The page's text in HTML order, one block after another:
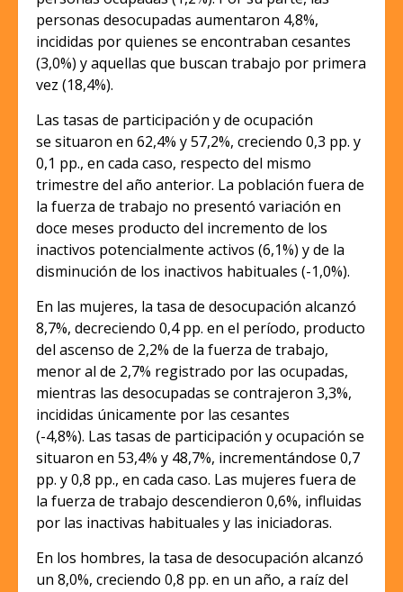
personas desocupadas aumentaron 4,8%,
incididas por quienes se encontraban cesantes
(3,0%) y aquellas que buscan trabajo por primera
vez (18,4%).
Las tasas de participación y de ocupación
se situaron en 62,4% y 57,2%, creciendo 0,3 pp. y
0,1 pp., en cada caso, respecto del mismo
trimestre del año anterior. La población fuera de
la fuerza de trabajo no presentó variación en
doce meses producto del incremento de los
inactivos potencialmente activos (6,1%) y de la
disminución de los inactivos habituales (-1,0%).
En las mujeres, la tasa de desocupación alcanzó
8,7%, decreciendo 0,4 pp. en el período, producto
del ascenso de 2,2% de la fuerza de trabajo,
menor al de 2,7% registrado por las ocupadas,
mientras las desocupadas se contrajeron 3,3%,
incididas únicamente por las cesantes
(-4,8%). Las tasas de participación y ocupación se
situaron en 53,4% y 48,7%, incrementándose 0,7
pp. y 0,8 pp., en cada caso. Las mujeres fuera de
la fuerza de trabajo descendieron 0,6%, influidas
por las inactivas habituales y las iniciadoras.
En los hombres, la tasa de desocupación alcanzó
un 8,0%, creciendo 0,8 pp. en un año, a raíz del